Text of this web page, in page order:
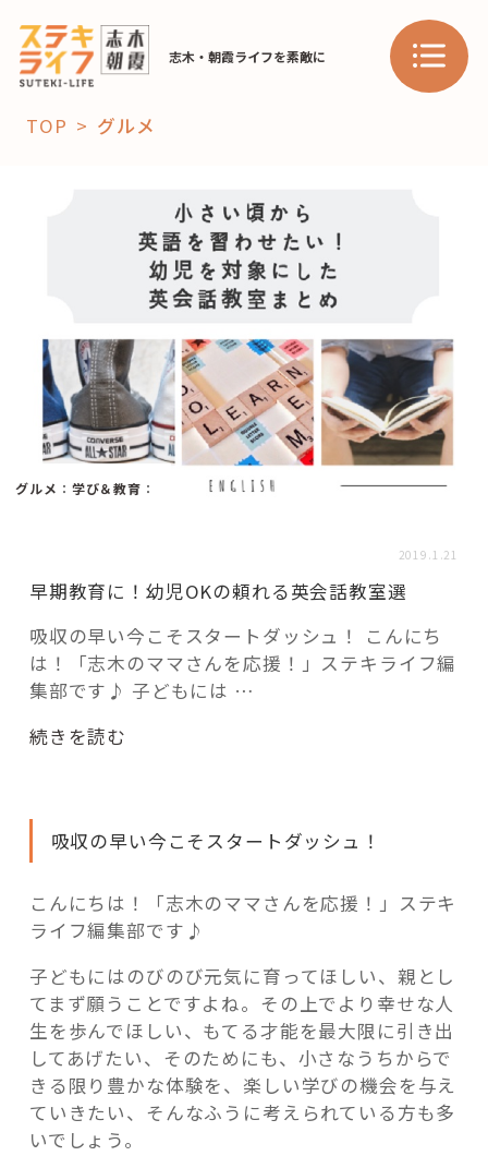
志木・朝霞ライフを素敵に
子育て
暮らし
おすすめ
スポット 学び・教育
「場」
HAREL HAREL
活用事例
「モノ」
fleXe リノベ事例
「ひと」
コーディネーター紹介
これからの暮らし 住み替え相談
記事検索
TOP グルメ
グルメ ： 学び＆教育 ：
2019.1.21
早期教育に！幼児OKの頼れる英会話教室選
吸収の早い今こそスタートダッシュ！ こんにち
は！「志木のママさんを応援！」ステキライフ編
集部です♪ 子どもには …
“早
育
に！
幼
児
OK
頼
れ
る
英
会
話
教
続きを読む
吸収の早い今こそスタートダッシュ！
こんにちは！「志木のママさんを応援！」ステキ
ライフ編集部です♪
子どもにはのびのび元気に育ってほしい、親とし
てまず願うことですよね。その上でより幸せな人
生を歩んでほしい、もてる才能を最大限に引き出
してあげたい、そのためにも、小さなうちからで
きる限り豊かな体験を、楽しい学びの機会を与え
ていきたい、そんなふうに考えられている方も多
いでしょう。